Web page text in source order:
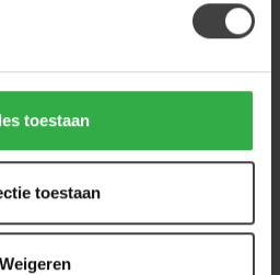
toestaan
toestaan
Weigeren